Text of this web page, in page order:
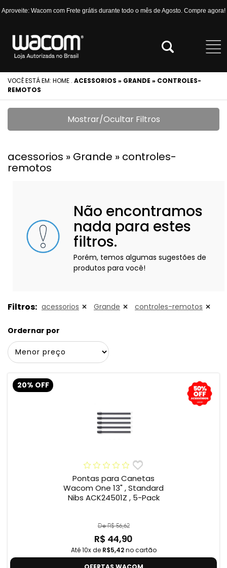
Aproveite: Wacom com Frete grátis durante todo o mês de Agosto. Compre agora!
VOCÊ ESTÁ EM: HOME . ACESSORIOS » GRANDE » CONTROLES-
REMOTOS
Mostrar/Ocultar Filtros
acessorios » Grande » controles-
remotos
Não encontramos
nada para estes
filtros.
Porém, temos algumas sugestões de
produtos para você!
Filtros: acessorios Grande controles-remotos
Ordernar por
20% OFF
Pontas para Canetas
Wacom One 13" , Standard
Nibs ACK24501Z , 5-Pack
De R$ 56,62
R$ 44,90
Até 10x de R$5,42no cartão